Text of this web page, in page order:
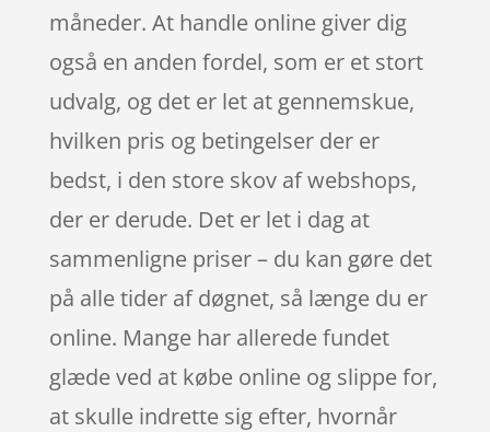
måneder. At handle online giver dig
også en anden fordel, som er et stort
udvalg, og det er let at gennemskue,
hvilken pris og betingelser der er
bedst, i den store skov af webshops,
der er derude. Det er let i dag at
sammenligne priser – du kan gøre det
på alle tider af døgnet, så længe du er
online. Mange har allerede fundet
glæde ved at købe online og slippe for,
at skulle indrette sig efter, hvornår